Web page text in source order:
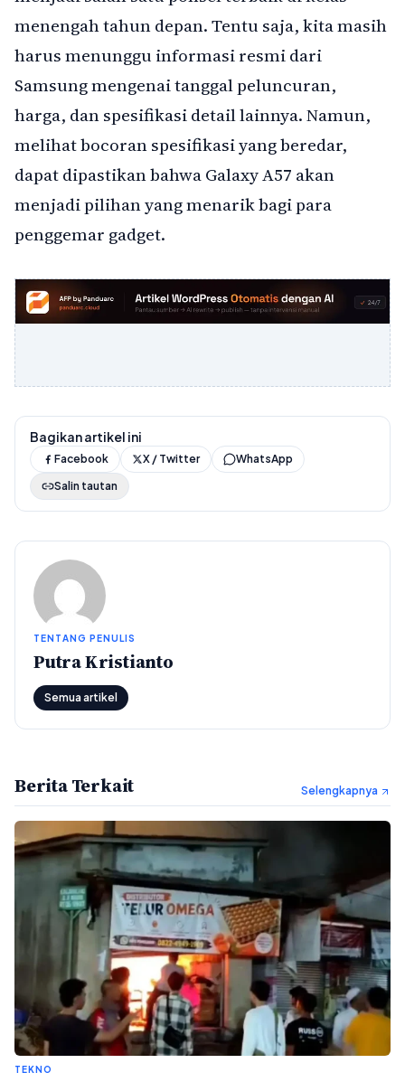
menengah tahun depan. Tentu saja, kita masih
harus menunggu informasi resmi dari
Samsung mengenai tanggal peluncuran,
harga, dan spesifikasi detail lainnya. Namun,
melihat bocoran spesifikasi yang beredar,
dapat dipastikan bahwa Galaxy A57 akan
menjadi pilihan yang menarik bagi para
penggemar gadget.
Bagikan artikel ini
Facebook X / Twitter
WhatsApp
Salin tautan
TENTANG PENULIS
Putra Kristianto
Semua artikel
Berita Terkait Selengkapnya
TEKNO